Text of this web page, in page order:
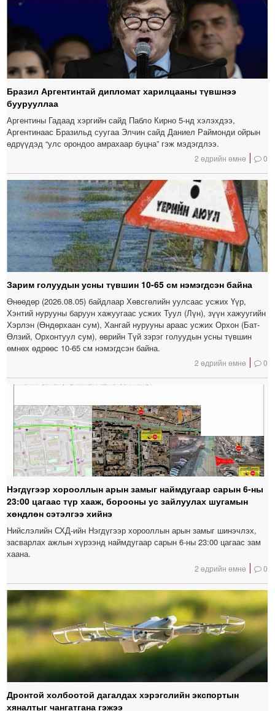
Бразил Аргентинтай дипломат харилцааны түвшнээ
буурууллаа
Аргентины Гадаад хэргийн сайд Пабло Кирно 5-нд хэлэхдээ,
Аргентинаас Бразильд суугаа Элчин сайд Даниел Раймонди ойрын
өдрүүдэд “улс орондоо амрахаар буцна” гэж мэдэгдлээ.
2 өдрийн өмнө 0
Зарим голуудын усны түвшин 10-65 см нэмэгдсэн байна
Өнөөдөр (2026.08.05) байдлаар Хөвсгөлийн уулсаас усжих Үүр,
Хэнтий нурууны баруун хажуугаас усжих Туул (Лүн), зүүн хажуугийн
Хэрлэн (Өндөрхаан сум), Хангай нурууны араас усжих Орхон (Бат-
Өлзий, Орхонтуул сум), өврийн Түй зэрэг голуудын усны түвшин
өмнөх өдрөөс 10-65 см нэмэгдсэн байна.
2 өдрийн өмнө 0
Нэгдүгээр хорооллын арын замыг наймдугаар сарын 6-ны
23:00 цагаас түр хааж, борооны ус зайлуулах шугамын
хөндлөн сэтэлгээ хийнэ
Нийслэлийн СХД-ийн Нэгдүгээр хорооллын арын замыг шинэчлэх,
засварлах ажлын хүрээнд наймдугаар сарын 6-ны 23:00 цагаас зам
хаана.
2 өдрийн өмнө 0
Дронтой холбоотой дагалдах хэрэгслийн экспортын
хяналтыг чангатгана гэжээ